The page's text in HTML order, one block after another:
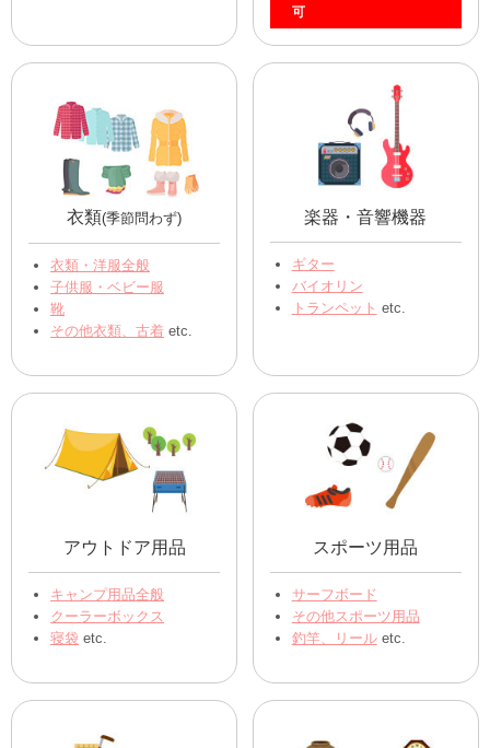
可
衣類(季節問わず)
衣類・洋服全般
子供服・ベビー服
靴
その他衣類、古着 etc.
楽器・音響機器
ギター
バイオリン
トランペット etc.
アウトドア用品
キャンプ用品全般
クーラーボックス
寝袋 etc.
スポーツ用品
サーフボード
その他スポーツ用品
釣竿、リールetc.